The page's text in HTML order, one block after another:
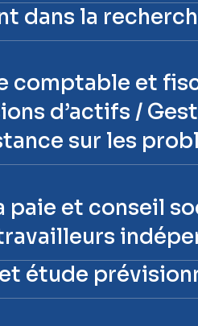
dans la
comptable et
d’actifs /
sur les
paie et conseil
étude